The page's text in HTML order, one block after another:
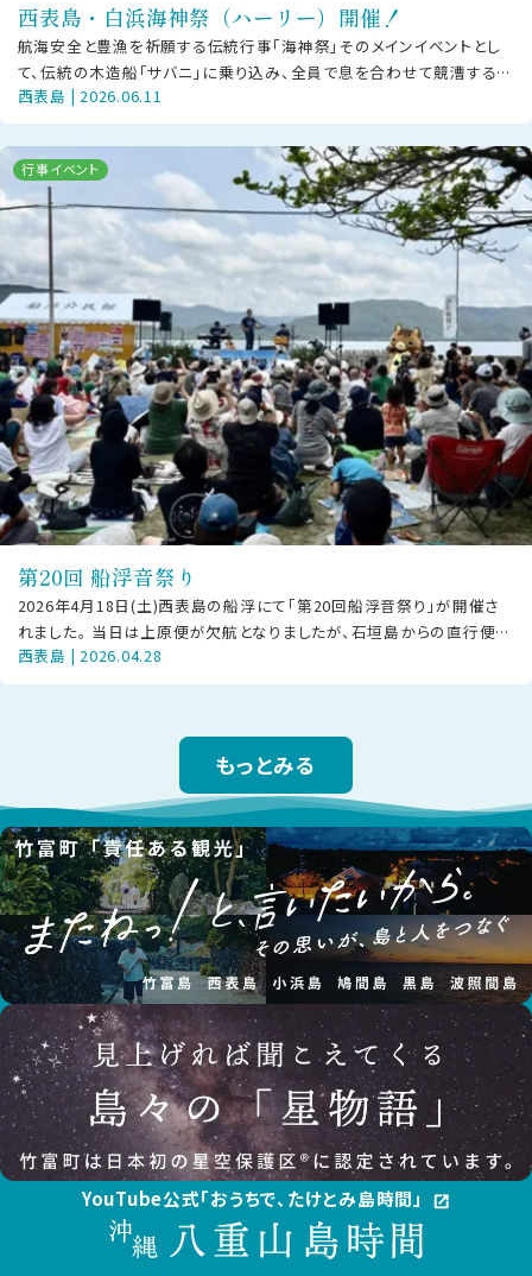
西表島・白浜海神祭（ハーリー）開催！
航海安全と豊漁を祈願する伝統行事「海神祭」そのメインイベントとし
て、伝統の木造船「サバニ」に乗り込み、全員で息を合わせて競漕する
「ハーリー」が幕を開けます！日時
西表島 | 2026.06.11
行事イベント
第20回 船浮音祭り
2026年4月18日(土)西表島の船浮にて「第20回船浮音祭り」が開催さ
れました。 当日は上原便が欠航となりましたが、石垣島からの直行便や
大原経由で駆けつけた方
西表島 | 2026.04.28
もっとみる
YouTube公式「おうちで、たけとみ島時間」 open_in_new